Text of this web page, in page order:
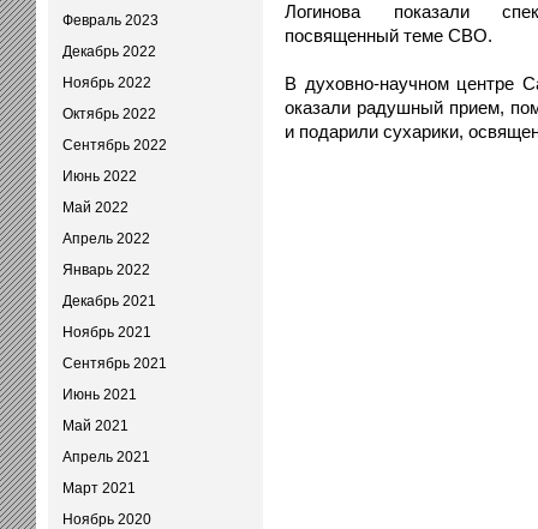
Февраль 2023
Декабрь 2022
Ноябрь 2022
Октябрь 2022
Сентябрь 2022
Июнь 2022
Май 2022
Апрель 2022
Январь 2022
Декабрь 2021
Ноябрь 2021
Сентябрь 2021
Июнь 2021
Май 2021
Апрель 2021
Март 2021
Ноябрь 2020
Логинова показали
посвященный теме СВО.
В духовно-научном центре
оказали радушный прием,
и подарили сухарики,